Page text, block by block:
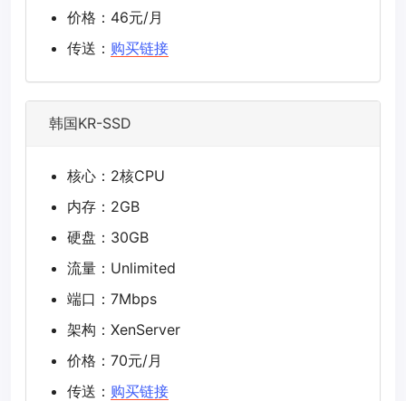
价格：46元/月
传送： 购买链接
韩国KR-SSD
核心：2核CPU
内存：2GB
硬盘：30GB
流量：Unlimited
端口：7Mbps
架构：XenServer
价格：70元/月
传送： 购买链接